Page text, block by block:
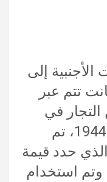
الأجنبية إلى
تتم عبر
التجار في
مناطق مختلفة. وفي عام 1944، تم
حدد قيمة
وتم استخدام